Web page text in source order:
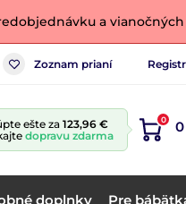
a vianočných
Zoznam prianí
ešte za 123,96 €
dopravu zdarma
0
doplnky Pre